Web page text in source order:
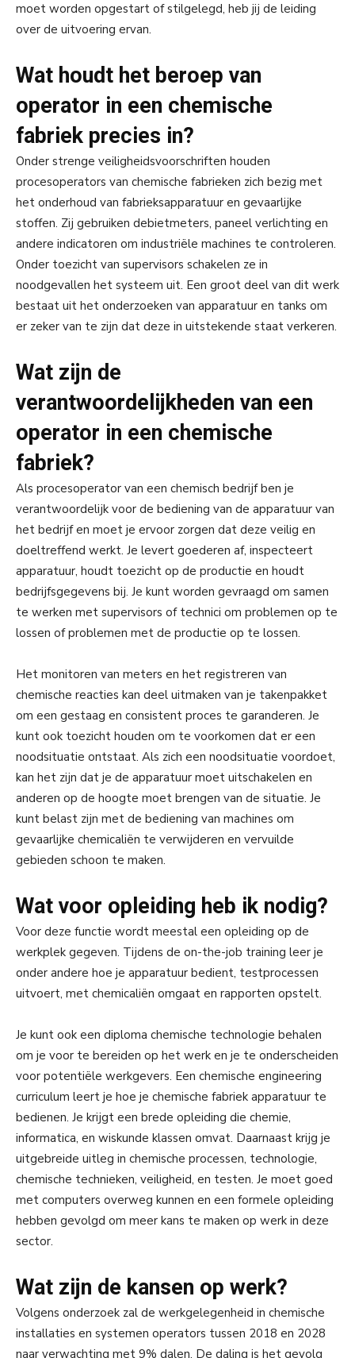
moet worden opgestart of stilgelegd, heb jij de leiding
over de uitvoering ervan.
Wat houdt het beroep van
operator in een chemische
fabriek precies in?
Onder strenge veiligheidsvoorschriften houden
procesoperators van chemische fabrieken zich bezig met
het onderhoud van fabrieksapparatuur en gevaarlijke
stoffen. Zij gebruiken debietmeters, paneel verlichting en
andere indicatoren om industriële machines te controleren.
Onder toezicht van supervisors schakelen ze in
noodgevallen het systeem uit. Een groot deel van dit werk
bestaat uit het onderzoeken van apparatuur en tanks om
er zeker van te zijn dat deze in uitstekende staat verkeren.
Wat zijn de
verantwoordelijkheden van een
operator in een chemische
fabriek?
Als procesoperator van een chemisch bedrijf ben je
verantwoordelijk voor de bediening van de apparatuur van
het bedrijf en moet je ervoor zorgen dat deze veilig en
doeltreffend werkt. Je levert goederen af, inspecteert
apparatuur, houdt toezicht op de productie en houdt
bedrijfsgegevens bij. Je kunt worden gevraagd om samen
te werken met supervisors of technici om problemen op te
lossen of problemen met de productie op te lossen.
Het monitoren van meters en het registreren van
chemische reacties kan deel uitmaken van je takenpakket
om een gestaag en consistent proces te garanderen. Je
kunt ook toezicht houden om te voorkomen dat er een
noodsituatie ontstaat. Als zich een noodsituatie voordoet,
kan het zijn dat je de apparatuur moet uitschakelen en
anderen op de hoogte moet brengen van de situatie. Je
kunt belast zijn met de bediening van machines om
gevaarlijke chemicaliën te verwijderen en vervuilde
gebieden schoon te maken.
Wat voor opleiding heb ik nodig?
Voor deze functie wordt meestal een opleiding op de
werkplek gegeven. Tijdens de on-the-job training leer je
onder andere hoe je apparatuur bedient, testprocessen
uitvoert, met chemicaliën omgaat en rapporten opstelt.
Je kunt ook een diploma chemische technologie behalen
om je voor te bereiden op het werk en je te onderscheiden
voor potentiële werkgevers. Een chemische engineering
curriculum leert je hoe je chemische fabriek apparatuur te
bedienen. Je krijgt een brede opleiding die chemie,
informatica, en wiskunde klassen omvat. Daarnaast krijg je
uitgebreide uitleg in chemische processen, technologie,
chemische technieken, veiligheid, en testen. Je moet goed
met computers overweg kunnen en een formele opleiding
hebben gevolgd om meer kans te maken op werk in deze
sector.
Wat zijn de kansen op werk?
Volgens onderzoek zal de werkgelegenheid in chemische
installaties en systemen operators tussen 2018 en 2028
naar verwachting met 9% dalen. De daling is het gevolg